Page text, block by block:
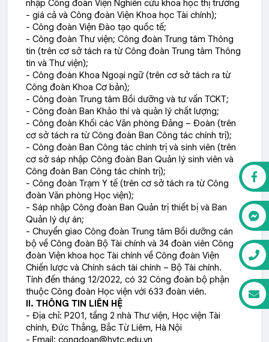
nhập Công đoàn Viện Nghiên cứu khoa học thị trường
- giá cả và Công đoàn Viện Khoa học Tài chính);
- Công đoàn Viện Đào tạo quốc tế;
- Công đoàn Thư viện; Công đoàn Trung tâm Thông
tin (trên cơ sở tách ra từ Công đoàn Trung tâm Thông
tin và Thư viện);
- Công đoàn Khoa Ngoại ngữ (trên cơ sở tách ra từ
Công đoàn Khoa Cơ bản);
- Công đoàn Trung tâm Bồi dưỡng và tư vấn TCKT;
- Công đoàn Ban Khảo thí và quản lý chất lượng;
- Công đoàn Khối các Văn phòng Đảng – Đoàn (trên
cơ sở tách ra từ Công đoàn Ban Công tác chính trị);
- Công đoàn Ban Công tác chính trị và sinh viên (trên
cơ sở sáp nhập Công đoàn Ban Quản lý sinh viên và
Công đoàn Ban Công tác chính trị);
- Công đoàn Trạm Y tế (trên cơ sở tách ra từ Công
đoàn Văn phòng Học viện);
- Sáp nhập Công đoàn Ban Quản trị thiết bị và Ban
Quản lý dự án;
- Chuyển giao Công đoàn Trung tâm Bồi dưỡng cán
bộ về Công đoàn Bộ Tài chính và 34 đoàn viên Công
đoàn Viện khoa học Tài chính về Công đoàn Viện
Chiến lược và Chính sách tài chính – Bộ Tài chính.
Tính đến tháng 12/2022, có 32 Công đoàn bộ phận
thuộc Công đoàn Học viện với 633 đoàn viên.
II. THÔNG TIN LIÊN HỆ
- Địa chỉ: P201, tầng 2 nhà Thư viện, Học viện Tài
chính, Đức Thắng, Bắc Từ Liêm, Hà Nội